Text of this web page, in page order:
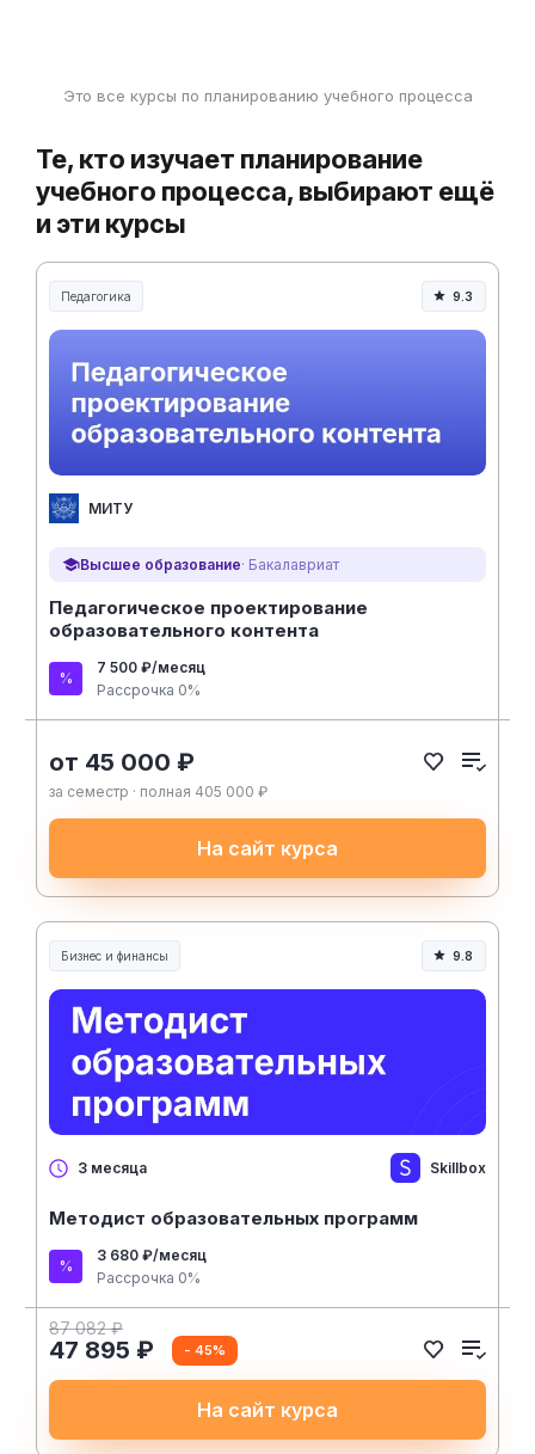
Это все курсы по планированию учебного процесса
Те, кто изучает планирование
учебного процесса, выбирают ещё
и эти курсы
Педагогика
Образование и педагогика
9.3
МИТУ
Высшее образование· Бакалавриат
Педагогическое проектирование
образовательного контента
7 500 ₽/месяц
Рассрочка 0%
от 45 000 ₽
за семестр · полная 405 000 ₽
На сайт курса
Бизнес и финансы 9.8
3 месяца Skillbox
Методист образовательных программ
3 680 ₽/месяц
Рассрочка 0%
87 082 ₽
47 895 ₽ - 45%
На сайт курса